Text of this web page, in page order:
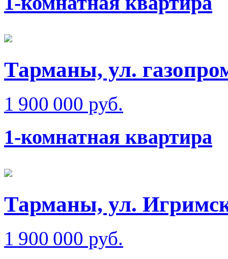
Тарманы, ул.
1 900 000 руб.
1-комнатная квартира
Тарманы, ул.
1 900 000 руб.